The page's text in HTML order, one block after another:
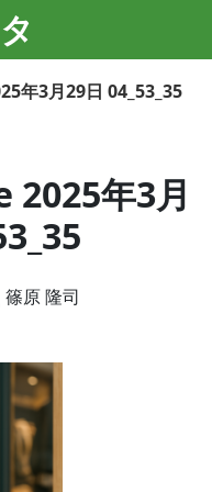
年3月29日 04_53_35
2025年3月
篠原 隆司